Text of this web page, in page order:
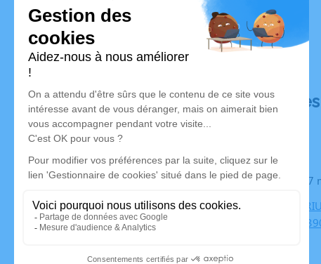
Déroulé
Le mardi
Schuman,